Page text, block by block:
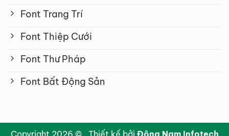
Font Trang Trí
Font Thiệp Cưới
Font Thư Pháp
Font Bất Động Sản
Copyright 2026 © . Thiết kế bởi Đông Nam Infotech